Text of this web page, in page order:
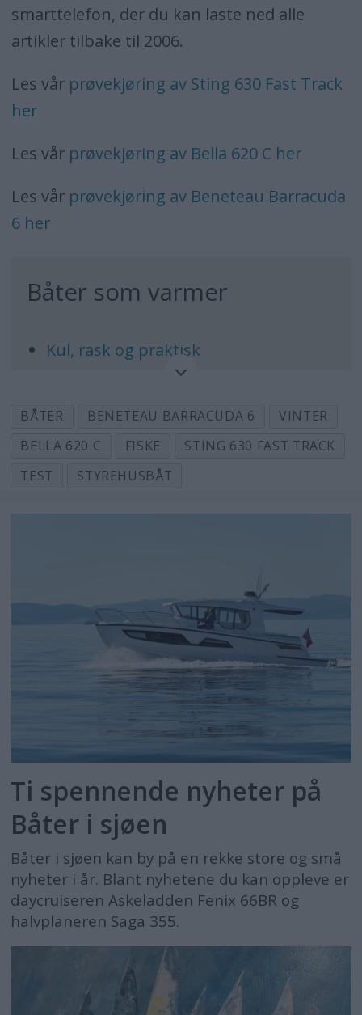
smarttelefon, der du kan laste ned alle
artikler tilbake til 2006.
Les vår prøvekjøring av Sting 630 Fast Track
her
Les vår prøvekjøring av Bella 620 C her
Les vår prøvekjøring av Beneteau Barracuda
6 her
Båter som varmer
Kul, rask og praktisk
Praktisk og kompakt styrehusbåt fra
Sting
BÅTER BENETEAU BARRACUDA 6
VINTER
BELLA 620 C
FISKE
STING 630 FAST TRACK
TEST
STYREHUSBÅT
Ti spennende nyheter på
Båter i sjøen
Båter i sjøen kan by på en rekke store og små
nyheter i år. Blant nyhetene du kan oppleve er
daycruiseren Askeladden Fenix 66BR og
halvplaneren Saga 355.